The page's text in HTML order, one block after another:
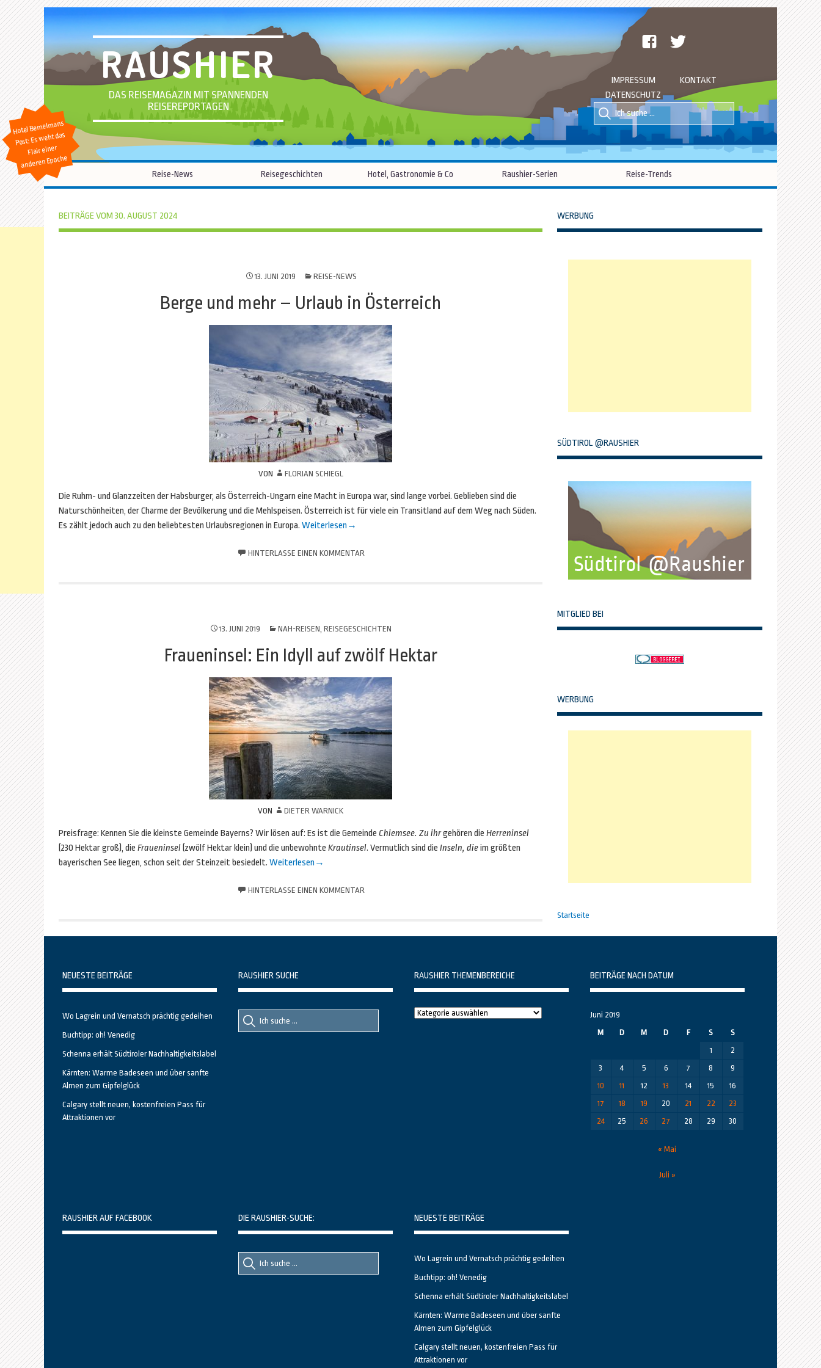
RAUSHIER
DAS REISEMAGAZIN MIT SPANNENDEN
REISEREPORTAGEN
facebook
IMPRESSUM
KONTAKT
DATENSCHUTZ
Suche
nach::
Suche
nach:
Hotel Bemelmans
Post: Es weht das
Flair einer
anderen Epoche
Reise-News Reisegeschichten Hotel, Gastronomie & Co Raushier-Serien Reise-Trends
BEITRÄGE VOM 30. AUGUST 2024
13. JUNI 2019 REISE-NEWS
Berge und mehr – Urlaub in Österreich
VON FLORIAN SCHIEGL
Die Ruhm- und Glanzzeiten der Habsburger, als Österreich-Ungarn eine Macht in Europa war, sind lange vorbei. Geblieben sind die
Naturschönheiten, der Charme der Bevölkerung und die Mehlspeisen. Österreich ist für viele ein Transitland auf dem Weg nach Süden.
Es zählt jedoch auch zu den beliebtesten Urlaubsregionen in Europa. Weiterlesen →
HINTERLASSE EINEN KOMMENTAR
13. JUNI 2019 NAH-REISEN, REISEGESCHICHTEN
Fraueninsel: Ein Idyll auf zwölf Hektar
VON DIETER WARNICK
Preisfrage: Kennen Sie die kleinste Gemeinde Bayerns? Wir lösen auf: Es ist die Gemeinde Chiemsee. Zu ihrgehören die Herreninsel
(230 Hektar groß), die Fraueninsel (zwölf Hektar klein) und die unbewohnte Krautinsel. Vermutlich sind die Inseln, dieim größten
bayerischen See liegen, schon seit der Steinzeit besiedelt. Weiterlesen →
HINTERLASSE EINEN KOMMENTAR
WERBUNG
SÜDTIROL @RAUSHIER
MITGLIED BEI
WERBUNG
Startseite
NEUESTE BEITRÄGE
Wo Lagrein und Vernatsch prächtig gedeihen
Buchtipp: oh! Venedig
Schenna erhält Südtiroler Nachhaltigkeitslabel
Kärnten: Warme Badeseen und über sanfte
Almen zum Gipfelglück
Calgary stellt neuen, kostenfreien Pass für
Attraktionen vor
RAUSHIER SUCHE
Suche
nach::
Suche
nach:
RAUSHIER THEMENBEREICHE
Raushier
BEITRÄGE NACH DATUM
Juni 2019
M
D M D F S
S
1
2
3
4 5 6 7 8
9
10
11 12 13 14 15
16
17
18 19 20 21 22
23
24
25 26 27 28 29 30
« Mai
Juli »
RAUSHIER AUF FACEBOOK DIE RAUSHIER-SUCHE:
Suche
nach::
Suche
nach:
NEUESTE BEITRÄGE
Wo Lagrein und Vernatsch prächtig gedeihen
Buchtipp: oh! Venedig
Schenna erhält Südtiroler Nachhaltigkeitslabel
Kärnten: Warme Badeseen und über sanfte
Almen zum Gipfelglück
Calgary stellt neuen, kostenfreien Pass für
Attraktionen vor